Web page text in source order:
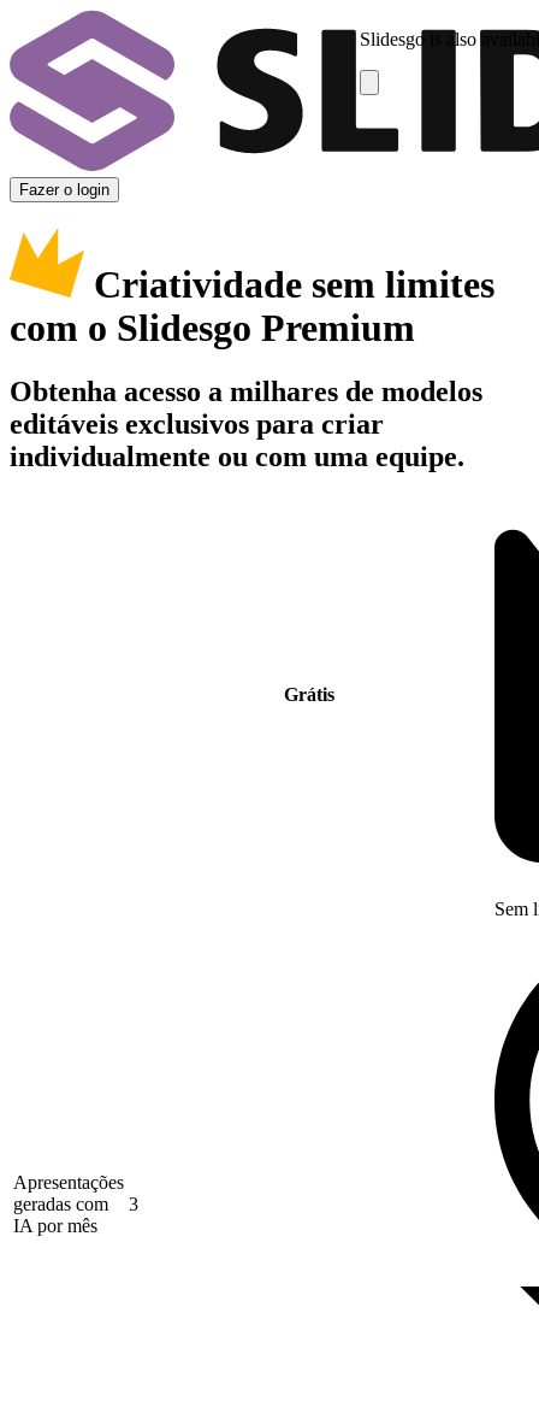
Slidesgo is also
Fazer o login
Criatividade sem limites
com o Slidesgo Premium
Obtenha acesso a milhares de modelos
editáveis exclusivos para criar
individualmente ou com uma equipe.
Grátis
Apresentações
geradas com
IA por mês
3
Sem